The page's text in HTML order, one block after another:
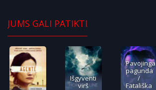
JUMS GALI PATIKTI
Išgyventi
virš
Pavojinga
pagunda
/
Fatališka